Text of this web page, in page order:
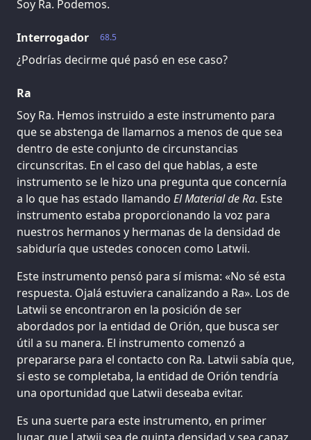
Soy Ra. Podemos.
68.5
Interrogador
¿Podrías decirme qué pasó en ese caso?
Ra
Soy Ra. Hemos instruido a este instrumento para
que se abstenga de llamarnos a menos de que sea
dentro de este conjunto de circunstancias
circunscritas. En el caso del que hablas, a este
instrumento se le hizo una pregunta que concernía
a lo que has estado llamando El Material de Ra. Este
instrumento estaba proporcionando la voz para
nuestros hermanos y hermanas de la densidad de
sabiduría que ustedes conocen como Latwii.
Este instrumento pensó para sí misma: «No sé esta
respuesta. Ojalá estuviera canalizando a Ra». Los de
Latwii se encontraron en la posición de ser
abordados por la entidad de Orión, que busca ser
útil a su manera. El instrumento comenzó a
prepararse para el contacto con Ra. Latwii sabía que,
si esto se completaba, la entidad de Orión tendría
una oportunidad que Latwii deseaba evitar.
Es una suerte para este instrumento, en primer